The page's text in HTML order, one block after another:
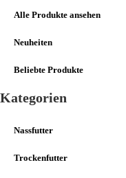
Alle Produkte ansehen
Neuheiten
Beliebte Produkte
Kategorien
Nassfutter
Trockenfutter